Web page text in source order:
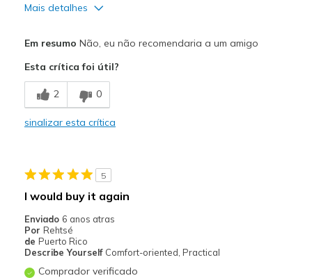
Mais detalhes
Cushions Impact
Good Arch Support
Casual Wear
Width
Sizing
Feels true to size
Em resumo Não, eu não recomendaria a um amigo
Esta crítica foi útil?
2 0
sinalizar esta crítica
5
I would buy it again
Enviado 6 anos atras
Por Rehtsé
de Puerto Rico
Describe Yourself Comfort-oriented, Practical
Comprador verificado